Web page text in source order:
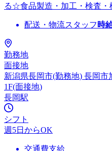
る☆食品製造・加工・検査・
配送・物流スタッフ 時
勤務地
面接地
新潟県長岡市(勤務地) 長岡市
1F(面接地)
長岡駅
シフト
週5日からOK
交通費支給